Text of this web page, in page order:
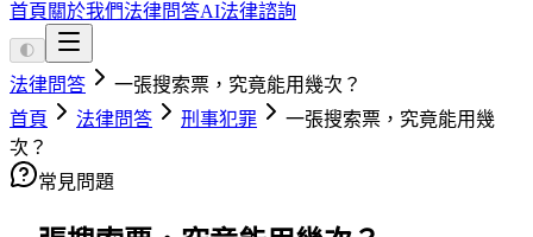
首頁 關於我們法律問答AI法律諮詢
🌓
法律問答
一張搜索票，究竟能用幾次？
首頁
法律問答 刑事犯罪
一張搜索票，究竟能用幾
次？
常見問題